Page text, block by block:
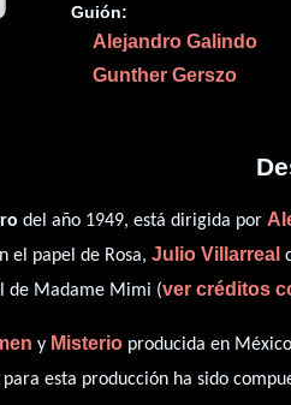
Guión:
Alejandro Galindo
Gunther Gerszo
del año 1949, está dirigida por
el papel de Rosa,Julio Villarreal
de Madame Mimi (ver créditos
y Misterio producida en
para esta producción ha sido